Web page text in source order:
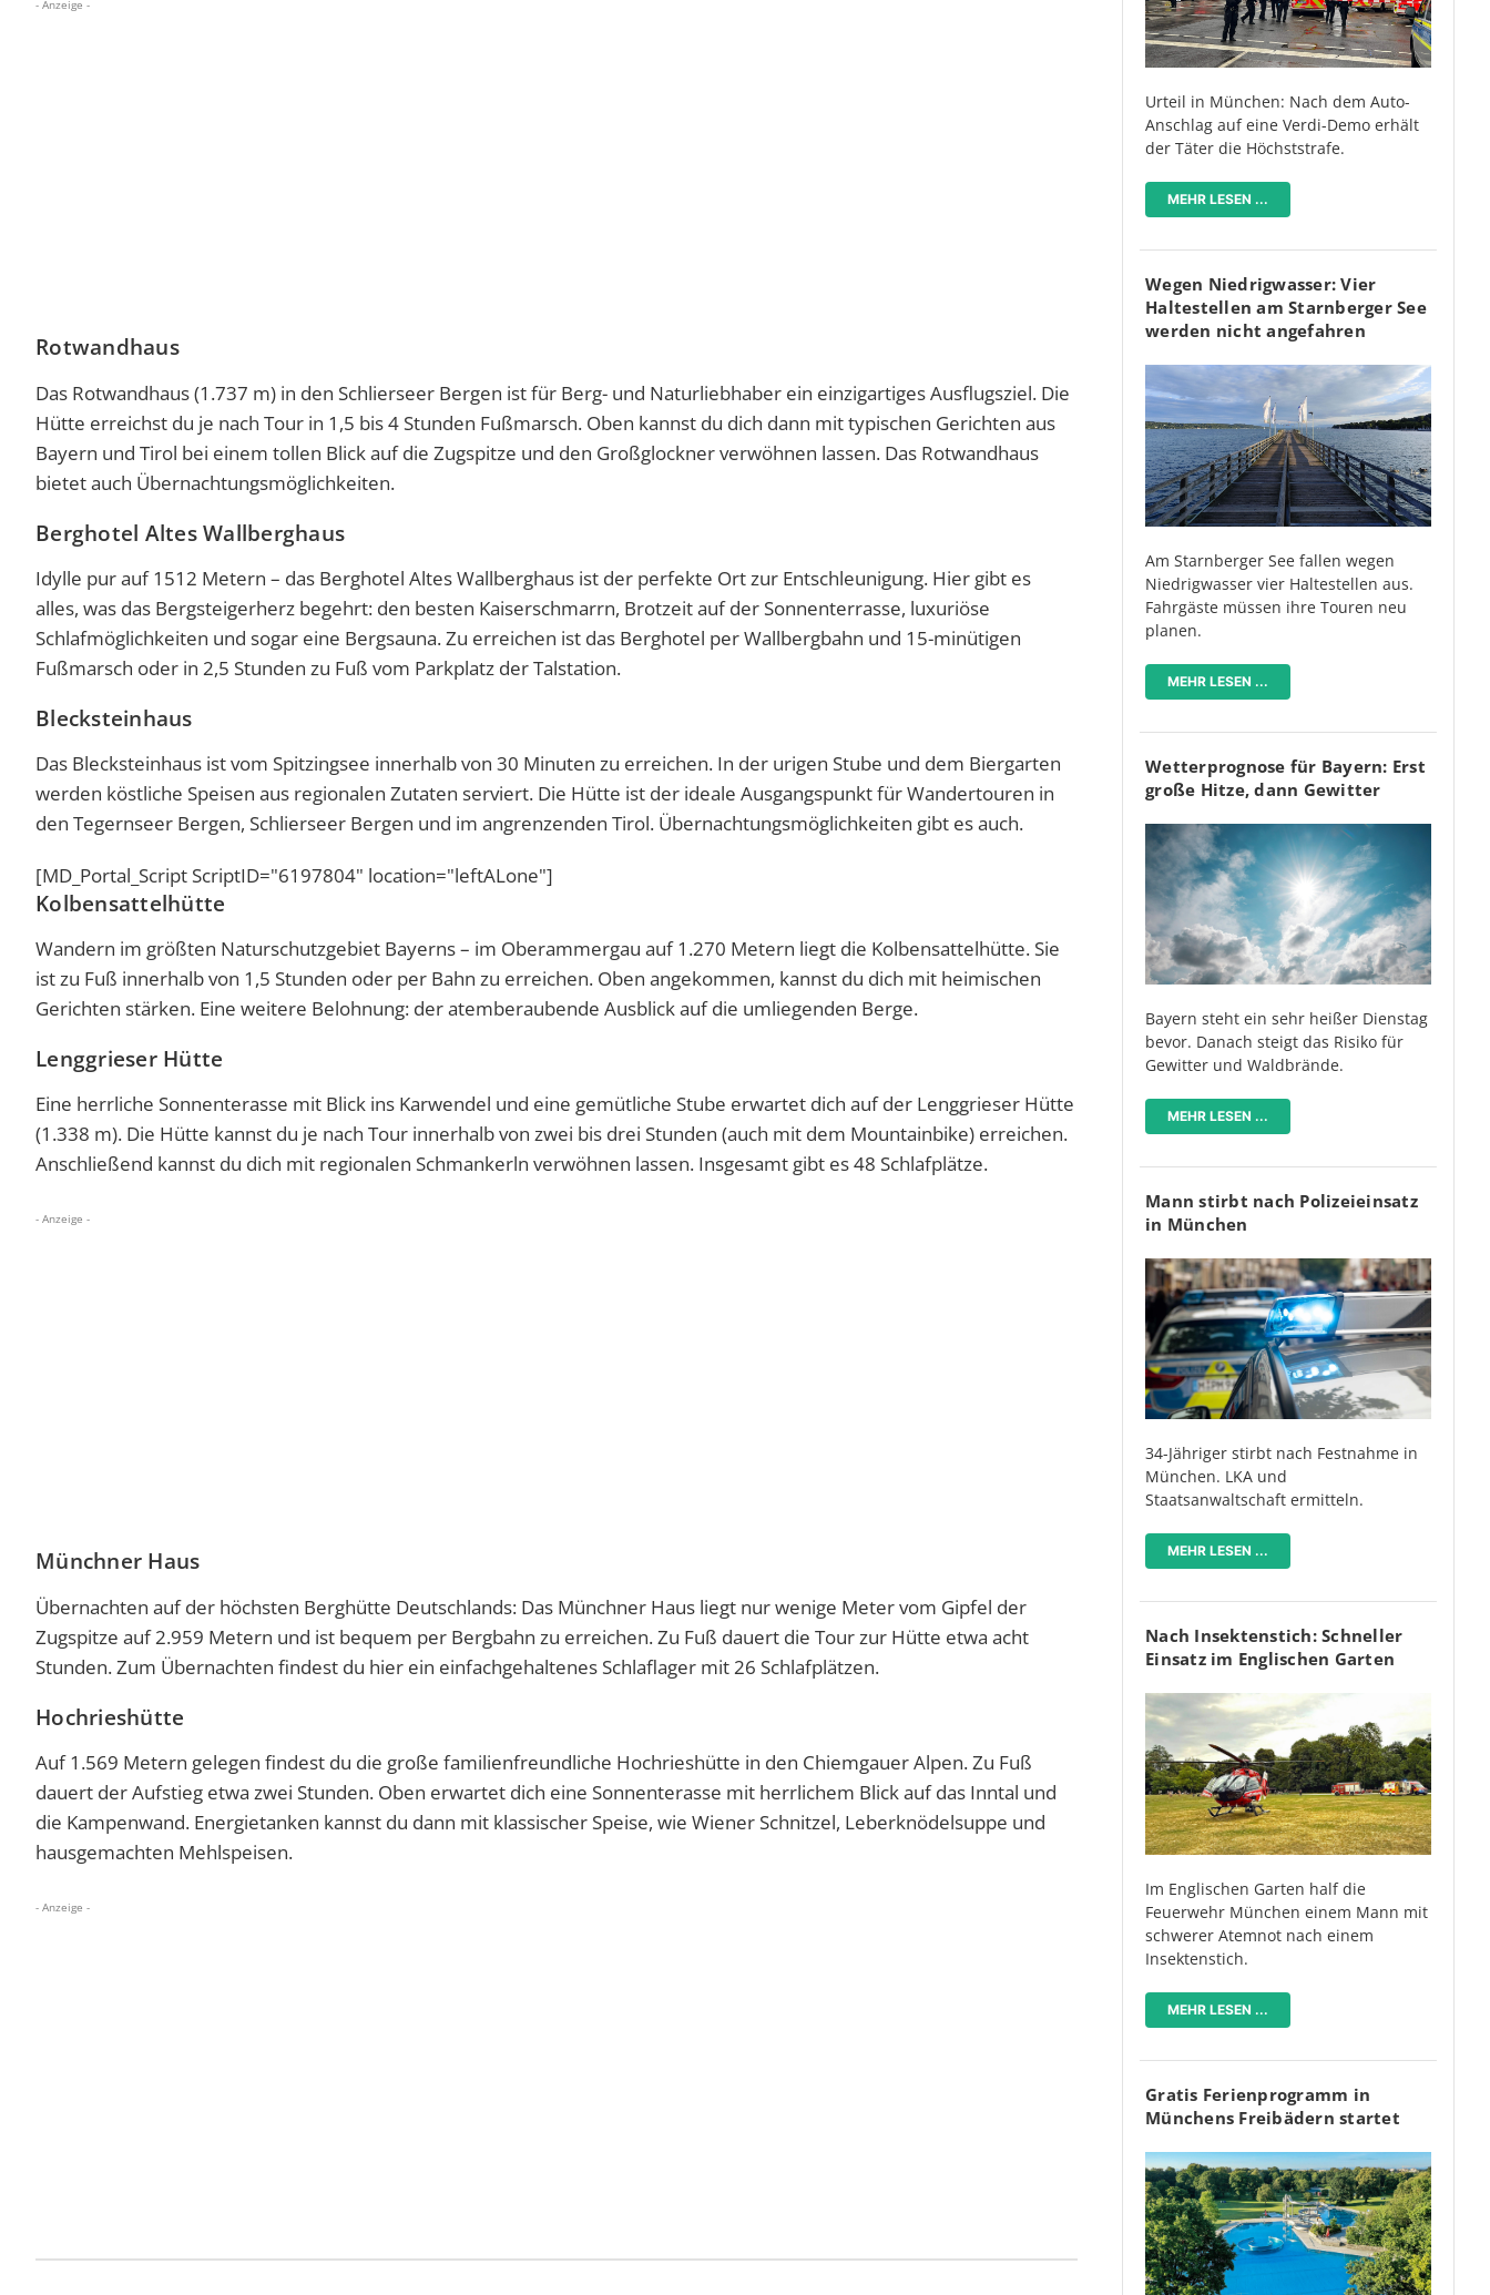
- Anzeige -
Rotwandhaus
Das Rotwandhaus (1.737 m) in den Schlierseer Bergen ist für Berg- und Naturliebhaber ein einzigartiges Ausflugsziel. Die
Hütte erreichst du je nach Tour in 1,5 bis 4 Stunden Fußmarsch. Oben kannst du dich dann mit typischen Gerichten aus
Bayern und Tirol bei einem tollen Blick auf die Zugspitze und den Großglockner verwöhnen lassen. Das Rotwandhaus
bietet auch Übernachtungsmöglichkeiten.
Berghotel Altes Wallberghaus
Idylle pur auf 1512 Metern – das Berghotel Altes Wallberghaus ist der perfekte Ort zur Entschleunigung. Hier gibt es
alles, was das Bergsteigerherz begehrt: den besten Kaiserschmarrn, Brotzeit auf der Sonnenterrasse, luxuriöse
Schlafmöglichkeiten und sogar eine Bergsauna. Zu erreichen ist das Berghotel per Wallbergbahn und 15-minütigen
Fußmarsch oder in 2,5 Stunden zu Fuß vom Parkplatz der Talstation.
Blecksteinhaus
Das Blecksteinhaus ist vom Spitzingsee innerhalb von 30 Minuten zu erreichen. In der urigen Stube und dem Biergarten
werden köstliche Speisen aus regionalen Zutaten serviert. Die Hütte ist der ideale Ausgangspunkt für Wandertouren in
den Tegernseer Bergen, Schlierseer Bergen und im angrenzenden Tirol. Übernachtungsmöglichkeiten gibt es auch.
[MD_Portal_Script ScriptID="6197804" location="leftALone"]
Kolbensattelhütte
Wandern im größten Naturschutzgebiet Bayerns – im Oberammergau auf 1.270 Metern liegt die Kolbensattelhütte. Sie
ist zu Fuß innerhalb von 1,5 Stunden oder per Bahn zu erreichen. Oben angekommen, kannst du dich mit heimischen
Gerichten stärken. Eine weitere Belohnung: der atemberaubende Ausblick auf die umliegenden Berge.
Lenggrieser Hütte
Eine herrliche Sonnenterasse mit Blick ins Karwendel und eine gemütliche Stube erwartet dich auf der Lenggrieser Hütte
(1.338 m). Die Hütte kannst du je nach Tour innerhalb von zwei bis drei Stunden (auch mit dem Mountainbike) erreichen.
Anschließend kannst du dich mit regionalen Schmankerln verwöhnen lassen. Insgesamt gibt es 48 Schlafplätze.
- Anzeige -
Münchner Haus
Übernachten auf der höchsten Berghütte Deutschlands: Das Münchner Haus liegt nur wenige Meter vom Gipfel der
Zugspitze auf 2.959 Metern und ist bequem per Bergbahn zu erreichen. Zu Fuß dauert die Tour zur Hütte etwa acht
Stunden. Zum Übernachten findest du hier ein einfachgehaltenes Schlaflager mit 26 Schlafplätzen.
Hochrieshütte
Auf 1.569 Metern gelegen findest du die große familienfreundliche Hochrieshütte in den Chiemgauer Alpen. Zu Fuß
dauert der Aufstieg etwa zwei Stunden. Oben erwartet dich eine Sonnenterasse mit herrlichem Blick auf das Inntal und
die Kampenwand. Energietanken kannst du dann mit klassischer Speise, wie Wiener Schnitzel, Leberknödelsuppe und
hausgemachten Mehlspeisen.
- Anzeige -
Urteil in München: Nach dem Auto-
Anschlag auf eine Verdi-Demo erhält
der Täter die Höchststrafe.
MEHR LESEN ...
Wegen Niedrigwasser: Vier
Haltestellen am Starnberger See
werden nicht angefahren
Am Starnberger See fallen wegen
Niedrigwasser vier Haltestellen aus.
Fahrgäste müssen ihre Touren neu
planen.
MEHR LESEN ...
Wetterprognose für Bayern: Erst
große Hitze, dann Gewitter
Bayern steht ein sehr heißer Dienstag
bevor. Danach steigt das Risiko für
Gewitter und Waldbrände.
MEHR LESEN ...
Mann stirbt nach Polizeieinsatz
in München
34-Jähriger stirbt nach Festnahme in
München. LKA und
Staatsanwaltschaft ermitteln.
MEHR LESEN ...
Nach Insektenstich: Schneller
Einsatz im Englischen Garten
Im Englischen Garten half die
Feuerwehr München einem Mann mit
schwerer Atemnot nach einem
Insektenstich.
MEHR LESEN ...
Gratis Ferienprogramm in
Münchens Freibädern startet